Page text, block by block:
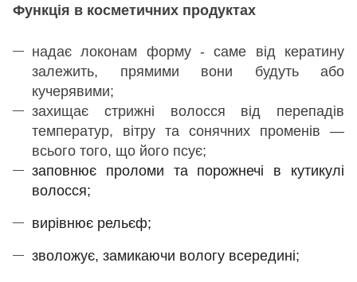
Функція в косметичних продуктах
надає локонам форму - саме від кератину
залежить, прямими вони будуть або
кучерявими;
захищає стрижні волосся від перепадів
температур, вітру та сонячних променів —
всього того, що його псує;
заповнює проломи та порожнечі в кутикулі
волосся;
вирівнює рельєф;
зволожує, замикаючи вологу всередині;